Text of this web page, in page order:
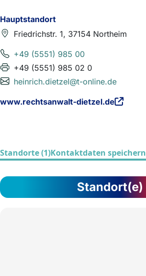
Hauptstandort
Friedrichstr. 1, 37154 Northeim
+49 (5551) 985 00
+49 (5551) 985 02 0
heinrich.dietzel@t-online.de
www.rechtsanwalt-dietzel.de
Standorte (1)Kontaktdaten speichern
Standort(e)